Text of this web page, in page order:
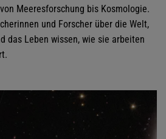
Meeresforschung bis Kosmologie.
und Forscher über die Welt,
das Leben wissen, wie sie arbeiten